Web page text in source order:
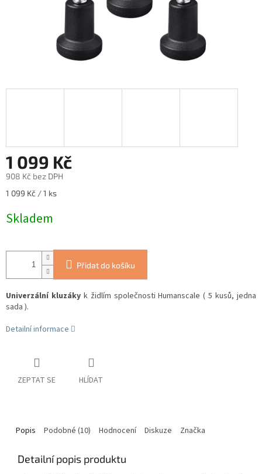
1 099 Kč
908 Kč bez DPH
Měrná
1 099 Kč / 1 ks
Skladem
Přidat do košíku
Univerzální kluzákyk židlím společnosti Humanscale ( 5 kusů, jedna
sada ).
Detailní informace
ZEPTAT SE HLÍDAT
Popis Podobné (10) Hodnocení Diskuze Značka
Detailní popis produktu